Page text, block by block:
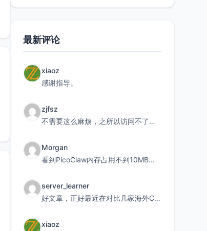
最新评论
xiaoz
感谢指导。
zjfsz
不需要这么麻烦，之所以访问不了，是由于非对称路由的问题，在爱快主路由添加一条静态路由192.168.
Morgan
看到PicoClaw内存占用不到10MB这个数据真的很惊喜，确实很适合我这种想用旧设备折腾AI的小白
server_learner
好文章，正好最近在对比几家海外CDN。文中提到CF免费版不支持自定义回源端口和HOST这个痛点太真实
xiaoz